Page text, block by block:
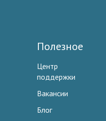
Полезное
Центр
поддержки
Вакансии
Блог